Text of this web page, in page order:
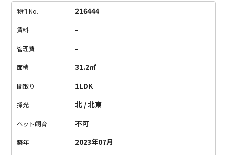
お部屋は、リビングが三角形の個性的な間取り。
ていて、
落ち着きのある空間です。
りと過ごす一人暮らしにピッタリ。
魅力。
ビターチョコレートマンションで、大人カッコイイ暮ら
しを始めませんか。
物件No. 216444
賃料 -
管理費 -
面積 31.2㎡
間取り 1LDK
採光 北 / 北東
ペット飼育 不可
築年 2023年07月